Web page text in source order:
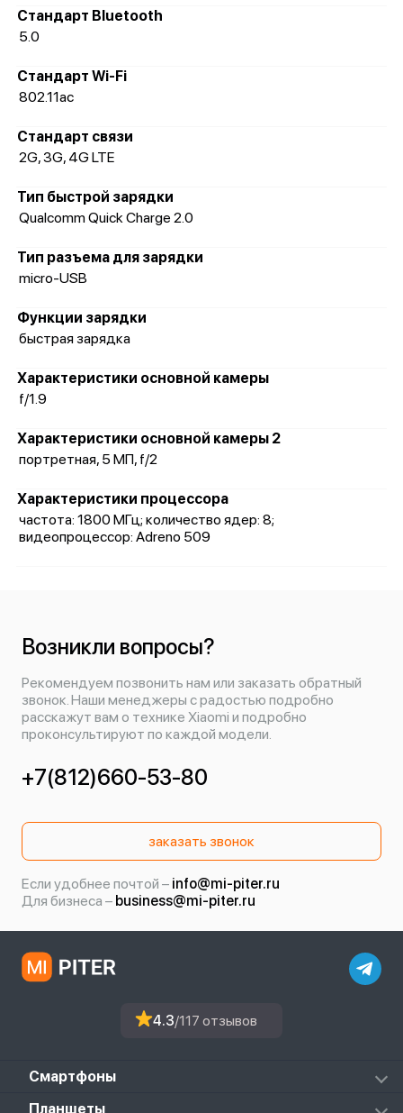
Стандарт Bluetooth
5.0
Стандарт Wi-Fi
802.11ac
Стандарт связи
2G, 3G, 4G LTE
Тип быстрой зарядки
Qualcomm Quick Charge 2.0
Тип разъема для зарядки
micro-USB
Функции зарядки
быстрая зарядка
Характеристики основной камеры
f/1.9
Характеристики основной камеры 2
портретная, 5 МП, f/2
Характеристики процессора
частота: 1800 МГц; количество ядер: 8;
видеопроцессор: Adreno 509
Возникли вопросы?
Рекомендуем позвонить нам или заказать обратный
звонок. Наши менеджеры с радостью подробно
расскажут вам о технике Xiaomi и подробно
проконсультируют по каждой модели.
+7(812)660-53-80
заказать звонок
Если удобнее почтой – info@mi-piter.ru
Для бизнеса – business@mi-piter.ru
4.3/117 отзывов
Смартфоны
Redmi
Планшеты